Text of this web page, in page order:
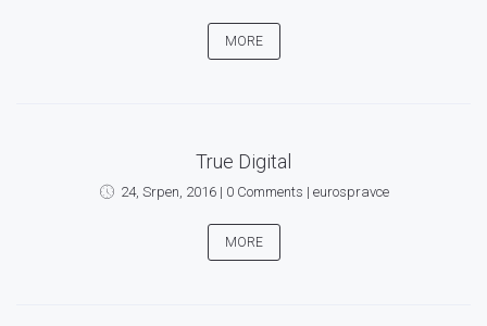
MORE
True Digital
24, Srpen, 2016| 0 Comments | eurospravce
MORE